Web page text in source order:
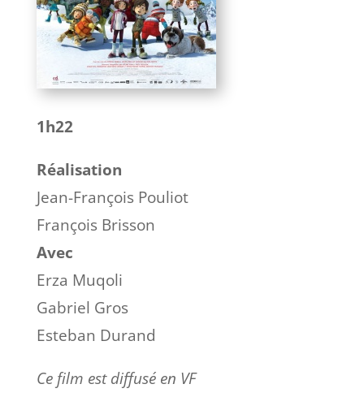
1h22
Réalisation
Jean-François Pouliot
François Brisson
Avec
Erza Muqoli
Gabriel Gros
Esteban Durand
Ce film est diffusé en VF